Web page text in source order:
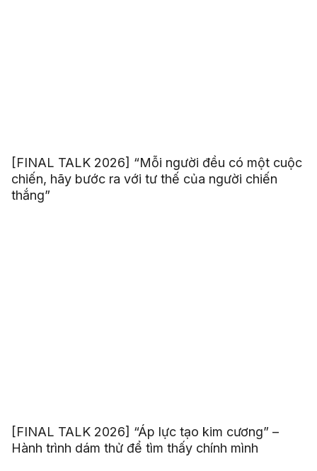
[FINAL TALK 2026] “Mỗi người đều có một cuộc
chiến, hãy bước ra với tư thế của người chiến
thắng”
[FINAL TALK 2026] “Áp lực tạo kim cương” –
Hành trình dám thử để tìm thấy chính mình